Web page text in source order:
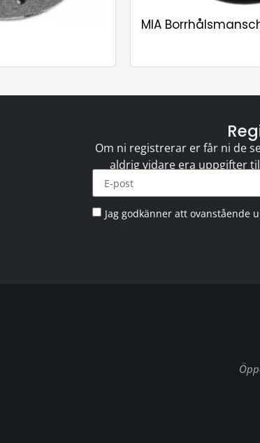
MIA
Om ni registrerar er får ni de
aldrig vidare era uppgifter
Jag godkänner att ovanstående